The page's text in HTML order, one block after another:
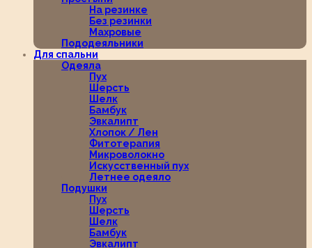
На резинке
Без резинки
Махровые
Пододеяльники
Для спальни
Одеяла
Пух
Шерсть
Шелк
Бамбук
Эвкалипт
Хлопок / Лен
Фитотерапия
Микроволокно
Искусственный пух
Летнее одеяло
Подушки
Пух
Шерсть
Шелк
Бамбук
Эвкалипт